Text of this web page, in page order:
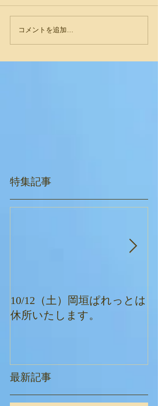
コメントを追加…
特集記事
10/12（土）岡垣ぱれっとは
休所いたします。
最新記事